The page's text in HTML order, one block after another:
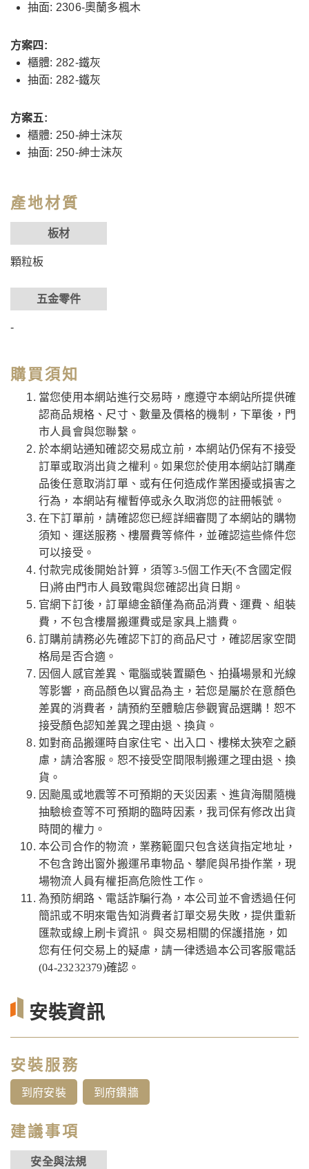
抽面: 2306-奧蘭多楓木
方案四:
櫃體: 282-鐵灰
抽面: 282-鐵灰
方案五:
櫃體: 250-紳士沫灰
抽面: 250-紳士沫灰
產地材質
板材
顆粒板
五金零件
-
購買須知
當您使用本網站進行交易時，應遵守本網站所提供確
認商品規格、尺寸、數量及價格的機制，下單後，門
市人員會與您聯繫。
於本網站通知確認交易成立前，本網站仍保有不接受
訂單或取消出貨之權利。如果您於使用本網站訂購產
品後任意取消訂單、或有任何造成作業困擾或損害之
行為，本網站有權暫停或永久取消您的註冊帳號。
在下訂單前，請確認您已經詳細審閱了本網站的購物
須知、運送服務、樓層費等條件，並確認這些條件您
可以接受。
付款完成後開始計算，須等3-5個工作天(不含國定假
日)將由門市人員致電與您確認出貨日期。
官網下訂後，訂單總金額僅為商品消費、運費、組裝
費，不包含樓層搬運費或是家具上牆費。
訂購前請務必先確認下訂的商品尺寸，確認居家空間
格局是否合適。
因個人感官差異、電腦或裝置顯色、拍攝場景和光線
等影響，商品顏色以實品為主，若您是屬於在意顏色
差異的消費者，請預約至體驗店參觀實品選購！恕不
接受顏色認知差異之理由退、換貨。
如對商品搬運時自家住宅、出入口、樓梯太狹窄之顧
慮，請洽客服。恕不接受空間限制搬運之理由退、換
貨。
因颱風或地震等不可預期的天災因素、進貨海關隨機
抽驗檢查等不可預期的臨時因素，我司保有修改出貨
時間的權力。
本公司合作的物流，業務範圍只包含送貨指定地址，
不包含跨出窗外搬運吊車物品、攀爬與吊掛作業，現
場物流人員有權拒高危險性工作。
為預防網路、電話詐騙行為，本公司並不會透過任何
簡訊或不明來電告知消費者訂單交易失敗，提供重新
匯款或線上刷卡資訊。 與交易相關的保護措施，如
您有任何交易上的疑慮，請一律透過本公司客服電話
(04-23232379)確認。
安裝資訊
安裝服務
到府安裝 到府鑽牆
建議事項
安全與法規